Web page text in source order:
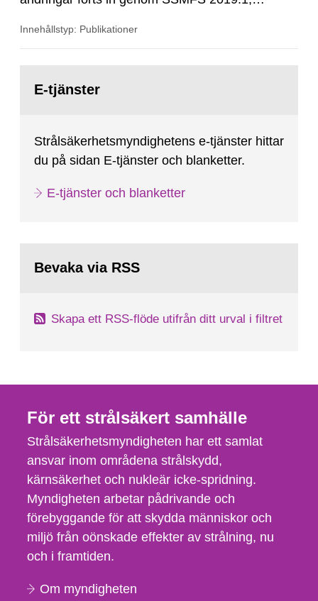
Innehållstyp: Publikationer
sida:E-tjänster
Strålsäkerhetsmyndighetens e-tjänster hittar
du på sidan E-tjänster och blanketter.
E-tjänster och blanketter
Bevaka via RSS
Skapa ett RSS-flöde utifrån ditt urval i filtret
För ett strålsäkert samhälle
Strålsäkerhetsmyndigheten har ett samlat
ansvar inom områdena strålskydd,
kärnsäkerhet och nukleär icke-spridning.
Myndigheten arbetar pådrivande och
förebyggande för att skydda människor och
miljö från oönskade effekter av strålning, nu
och i framtiden.
Om myndigheten